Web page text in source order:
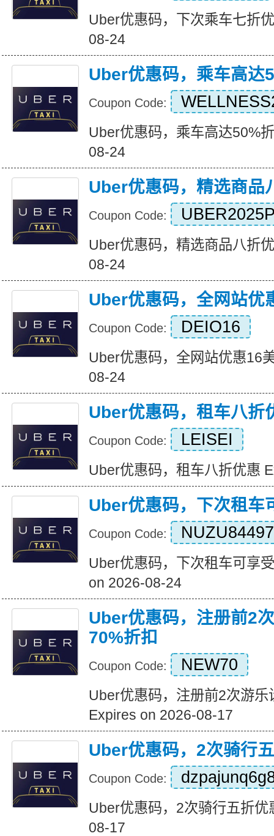
Uber优惠码，下次乘车七折
08-24
Uber优惠码，乘车高达
Coupon Code:
Uber优惠码，乘车高达50%
08-24
Uber优惠码，精选商品
Coupon Code:
Uber优惠码，精选商品八折
08-24
Uber优惠码，全网站优
Coupon Code: DEIO16
Uber优惠码，全网站优惠16
08-24
Uber优惠码，租车八折
Coupon Code: LEISEI
Uber优惠码，租车八折优惠
Uber优惠码，下次租车
Coupon Code:
Uber优惠码，下次租车可享
on 2026-08-24
Uber优惠码，注册前2
70%折扣
Coupon Code: NEW70
Uber优惠码，注册前2次游
Expires on 2026-08-17
Uber优惠码，2次骑行
Coupon Code:
Uber优惠码，2次骑行五折
08-17